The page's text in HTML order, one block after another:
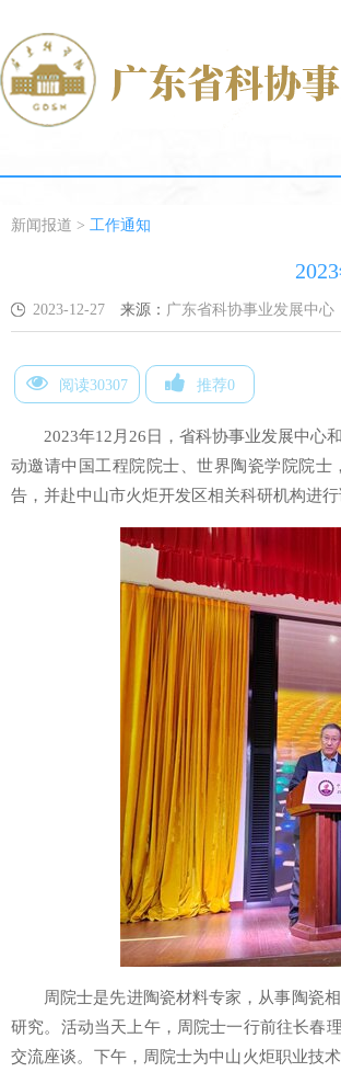
新闻报道 > 工作通知
2023-12-27 来源： 广东省科协事业发展中心
阅读30307 推荐0
2023年12月26日，省科协事业发展中心
动邀请中国工程院院士、世界陶瓷学院院
告，并赴中山市火炬开发区相关科研机构进行
周院士是先进陶瓷材料专家，从事陶瓷
研究。活动当天上午，周院士一行前往长春
交流座谈。下午，周院士为中山火炬职业技